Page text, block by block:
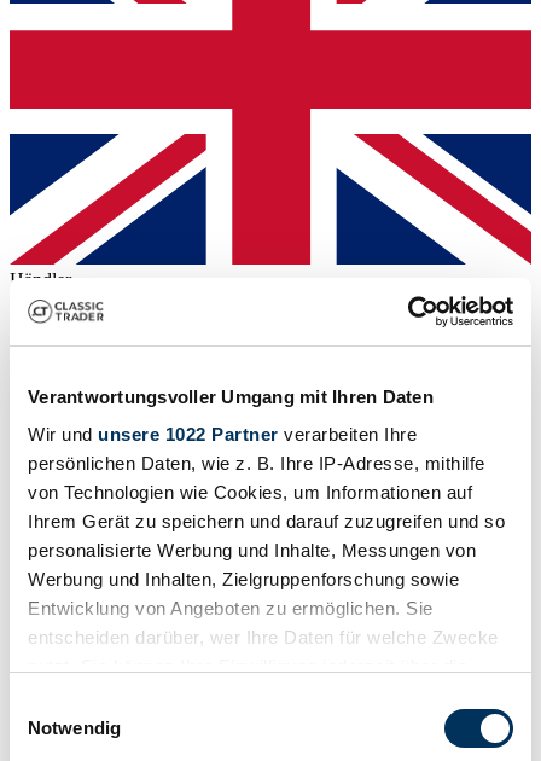
Verantwortungsvoller Umgang mit Ihren Daten
Wir und unsere 1022 Partner verarbeiten Ihre
persönlichen Daten, wie z. B. Ihre IP-Adresse, mithilfe
von Technologien wie Cookies, um Informationen auf
Ihrem Gerät zu speichern und darauf zuzugreifen und so
personalisierte Werbung und Inhalte, Messungen von
Werbung und Inhalten, Zielgruppenforschung sowie
Entwicklung von Angeboten zu ermöglichen. Sie
entscheiden darüber, wer Ihre Daten für welche Zwecke
Trigger Symbol ändern oder widerrufen
Notwendig
Händler
Abgelaufenes Inserat